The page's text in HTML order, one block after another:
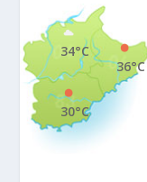
36°C
34°C
30°C